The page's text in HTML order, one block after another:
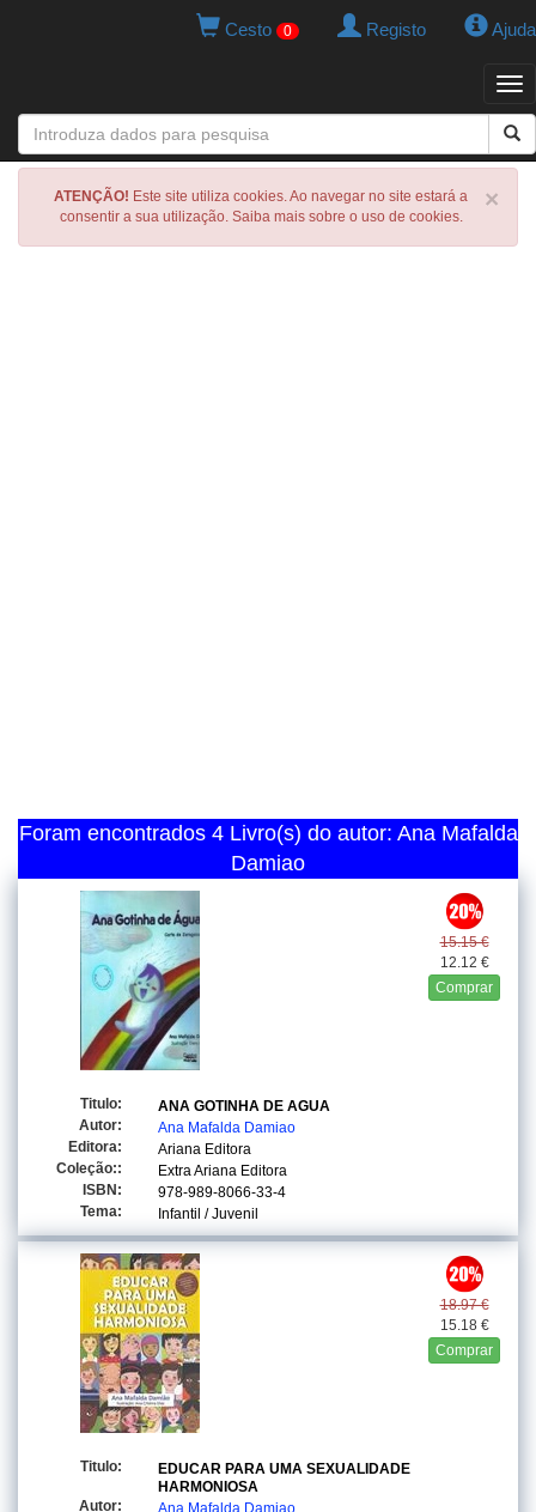
Cesto 0 Registo Ajuda
×
ATENÇÃO! Este site utiliza cookies. Ao navegar no site estará a
consentir a sua utilização. Saiba mais sobre o uso de cookies.
Foram encontrados 4 Livro(s) do autor: Ana Mafalda
Damiao
15.15 €
12.12 €
Comprar
Titulo:
ANA GOTINHA DE AGUA
Autor:
Ana Mafalda Damiao
Editora:
Ariana Editora
Coleção::
Extra Ariana Editora
ISBN:
978-989-8066-33-4
Tema:
Infantil / Juvenil
18.97 €
15.18 €
Comprar
Titulo:
EDUCAR PARA UMA SEXUALIDADE
HARMONIOSA
Autor:
Ana Mafalda Damiao